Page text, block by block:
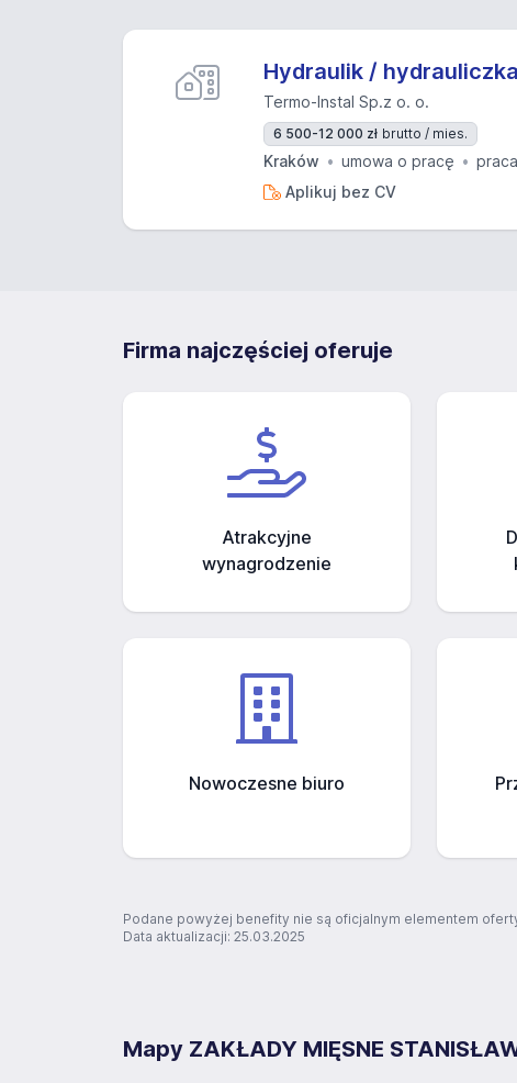
Hydraulik / hydrauliczka
Termo-Instal Sp.z o. o.
6 500-12 000 zł brutto / mies.
Kraków umowa o pracę
Aplikuj bez CV
Firma najczęściej oferuje
Atrakcyjne
wynagrodzenie
Nowoczesne biuro
Podane powyżej benefity nie są oficjalnym elementem
Data aktualizacji: 25.03.2025
Mapy ZAKŁADY MIĘSNE